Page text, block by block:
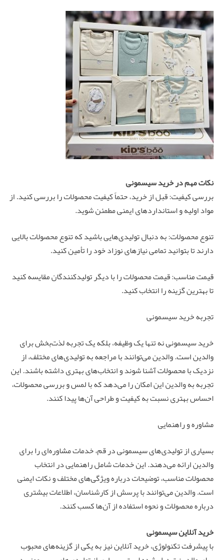
نکات مهم در خرید سیسمونی
بررسی کیفیت: قبل از خرید، حتماً کیفیت محصولات را بررسی کنید. از
مواد اولیه و استانداردهای ایمنی مطمئن شوید.
تنوع محصولات: به دنبال تولیدی‌هایی باشید که تنوع محصولات بالایی
دارند تا بتوانید تمامی نیازهای نوزاد خود را تأمین کنید.
قیمت مناسب: قیمت محصولات را با دیگر تولیدکنندگان مقایسه کنید
تا بهترین گزینه را انتخاب کنید.
تجربه خرید سیسمونی
خرید سیسمونی نه تنها یک وظیفه، بلکه یک تجربه لذت‌بخش برای
والدین است. والدین می‌توانند با مراجعه به تولیدی‌های مختلف، از
نزدیک با محصولات آشنا شوند و انتخاب‌های بهتری داشته باشند. این
تجربه به والدین این امکان را می‌دهد که با لمس و بررسی محصولات،
احساس بهتری نسبت به کیفیت و طراحی آن‌ها پیدا کنند.
مشاوره و راهنمایی
بسیاری از تولیدی‌های سیسمونی در قم، خدمات مشاوره‌ای را برای
والدین ارائه می‌دهند. این خدمات شامل راهنمایی در انتخاب
محصولات مناسب، توضیحات درباره ویژگی‌های مختلف و نکات ایمنی
است. والدین می‌توانند با پرسش از کارشناسان، اطلاعات بیشتری
درباره محصولات و نحوه استفاده از آن‌ها کسب کنند.
خرید آنلاین سیسمونی
با پیشرفت تکنولوژی، خرید آنلاین نیز به یکی از گزینه‌های محبوب